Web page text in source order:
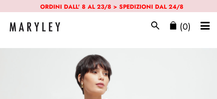
ORDINI DALL' 8 AL 23/8 > SPEDIZIONI DAL 24/8
(0)